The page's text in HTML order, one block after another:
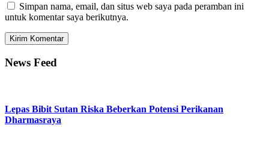
Simpan nama, email, dan situs web saya pada peramban ini
untuk komentar saya berikutnya.
News Feed
Lepas Bibit Sutan Riska Beberkan Potensi Perikanan
Dharmasraya